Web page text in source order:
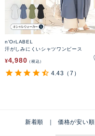
n'OrLABEL
汗がしみにくいシャツワンピース
¥4,980 税込
4.43 （7）
新着順 価格が安い順